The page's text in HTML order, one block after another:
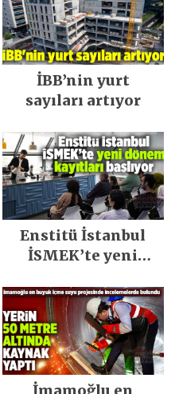
İBB’nin yurt
sayıları artıyor
Enstitü İstanbul
İSMEK’te yeni
başlıyor